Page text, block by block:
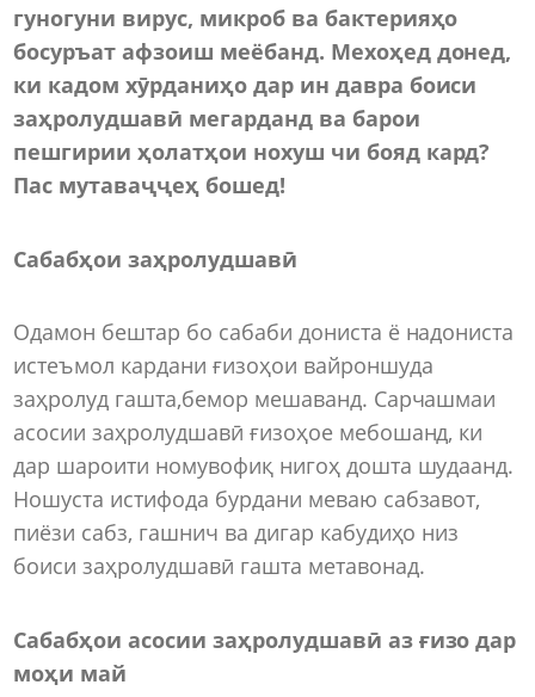
гуногуни вирус, микроб ва бактерияҳо
босуръат афзоиш меёбанд. Мехоҳед донед,
ки кадом хӯрданиҳо дар ин давра боиси
заҳролудшавӣ мегарданд ва барои
пешгирии ҳолатҳои нохуш чи бояд кард?
Пас мутаваҷҷеҳ бошед!
Сабабҳои заҳролудшавӣ
Одамон бештар бо сабаби дониста ё надониста
истеъмол кардани ғизоҳои вайроншуда
заҳролуд гашта,бемор мешаванд. Сарчашмаи
асосии заҳролудшавӣ ғизоҳое мебошанд, ки
дар шароити номувофиқ нигоҳ дошта шудаанд.
Ношуста истифода бурдани меваю сабзавот,
пиёзи сабз, гашнич ва дигар кабудиҳо низ
боиси заҳролудшавӣ гашта метавонад.
Сабабҳои асосии заҳролудшавӣ аз ғизо дар
моҳи май